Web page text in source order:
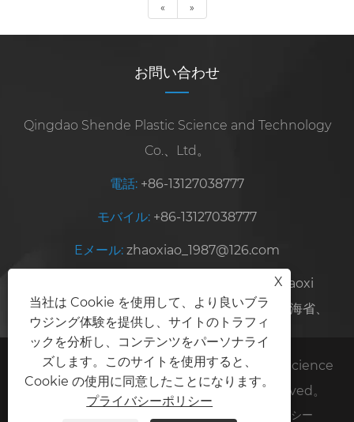
« »
お問い合わせ
Qingdao Shende Plastic Science and Technology
Co.、Ltd。
電話: +86-13127038777
モバイル: +86-13127038777
Eメール: zhaoxiao_1987@126.com
No. 68、Pingcheng West Road、Jiaoxi
Industrial Park、Jiaozhou、清ao市、中国上海省、
Copyright©2025 Qingdao Shende Plastic Science
and Technology Co.、Ltd。All rights reserved。
プライバシーポリシー
X
当社は Cookie を使用して、より良いブラ
ウジング体験を提供し、サイトのトラフィ
ックを分析し、コンテンツをパーソナライ
ズします。このサイトを使用すると、
Cookie の使用に同意したことになります。
プライバシーポリシー